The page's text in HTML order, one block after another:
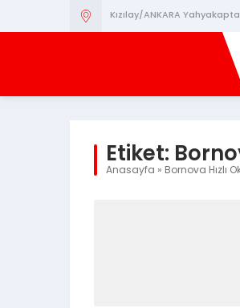
Kızılay/ANKARA
Etiket:
Anasayfa » Bornova Hızlı